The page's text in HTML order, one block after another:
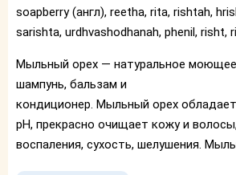
soapberry (англ), reetha, rita, rishtah,
sarishta, urdhvashodhanah, phenil, risht,
Мыльный орех — натуральное
шампунь, бальзам и
кондиционер. Мыльный орех
pH, прекрасно очищает кожу и
воспаления, сухость, шелушения.